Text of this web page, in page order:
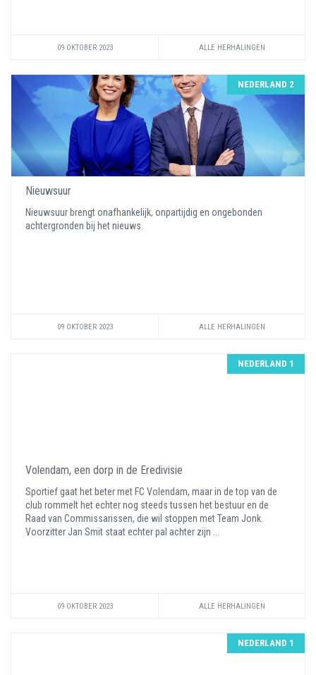
09 OKTOBER 2023 ALLE HERHALINGEN
NEDERLAND 2
Nieuwsuur
Nieuwsuur brengt onafhankelijk, onpartijdig en ongebonden
achtergronden bij het nieuws.
09 OKTOBER 2023 ALLE HERHALINGEN
NEDERLAND 1
Volendam, een dorp in de Eredivisie
Sportief gaat het beter met FC Volendam, maar in de top van de
club rommelt het echter nog steeds tussen het bestuur en de
Raad van Commissarissen, die wil stoppen met Team Jonk.
Voorzitter Jan Smit staat echter pal achter zijn ...
09 OKTOBER 2023 ALLE HERHALINGEN
NEDERLAND 1